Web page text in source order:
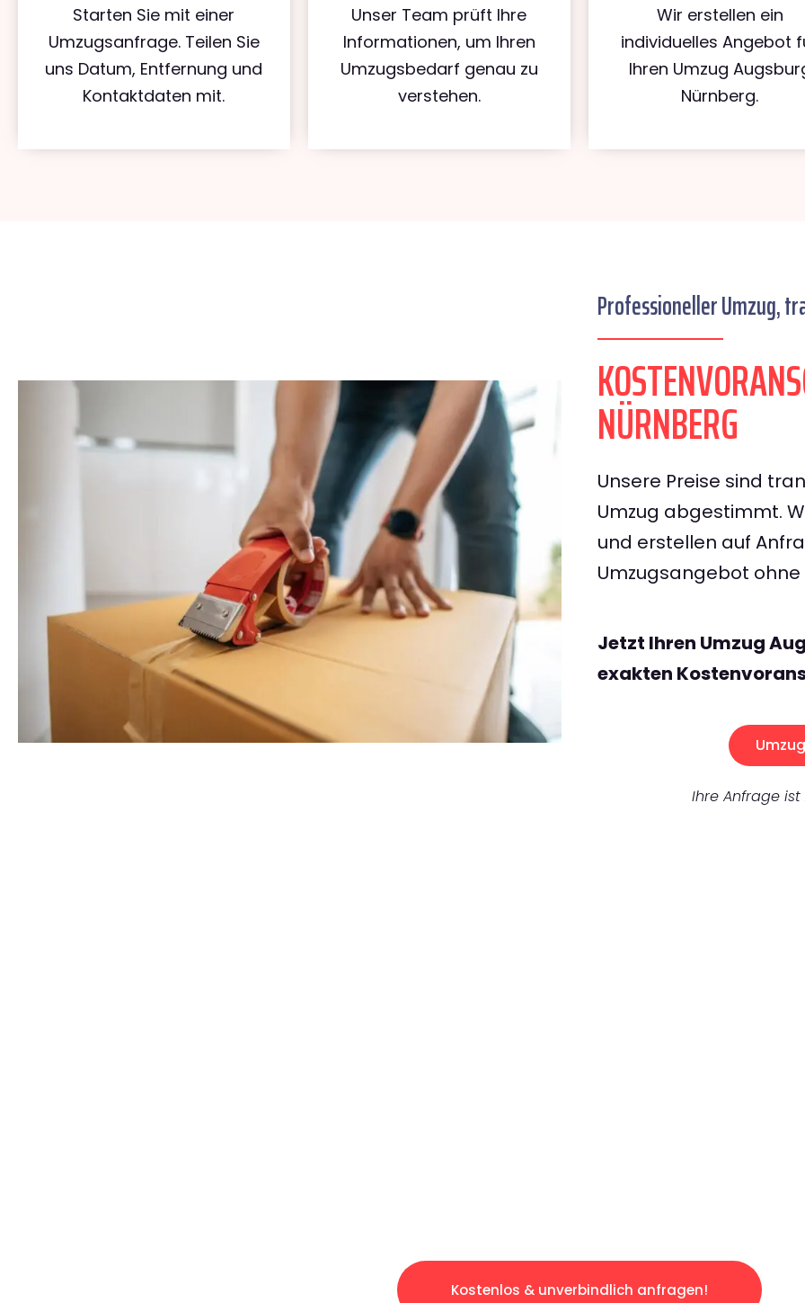
Starten Sie mit einer
Umzugsanfrage. Teilen Sie
uns Datum, Entfernung und
Kontaktdaten mit.
Unser Team prüft Ihre
Informationen, um Ihren
Umzugsbedarf genau zu
verstehen.
Wir erstellen ein
individuelles Angebot
Ihren Umzug
Nürnberg.
Professioneller Umzug,
NÜRNBERG
Unsere Preise sind
Umzug abgestimmt.
und erstellen auf
Umzugsangebot
Jetzt Ihren Umzug
exakten
Ihre Anfrage ist
Kostenlos & unverbindlich anfragen!